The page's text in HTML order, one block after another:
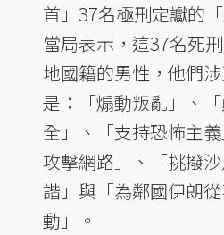
首」37名極刑定讞的
當局表示，這37名死
地國籍的男性，他們
是：「煽動叛亂」、
全」、「支持恐怖主
攻擊網路」、「挑撥
諧」與「為鄰國伊朗
動」。